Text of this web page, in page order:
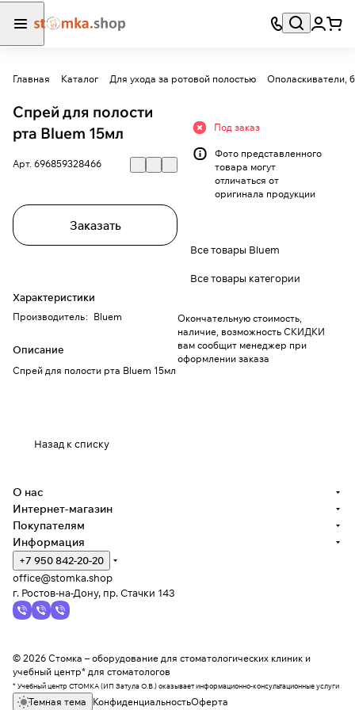
Главная Каталог Для ухода за ротовой полостью Ополаскиватели,
Спрей для полости
рта Bluem 15мл
Арт. 696859328466
Заказать
Характеристики
Производитель: Bluem
Описание
Спрей для полости рта Bluem 15мл
Под заказ
Фото представленного
товара могут
отличаться от
оригинала продукции
Все товары Bluem
Все товары категории
Окончательную стоимость,
наличие, возможность СКИДКИ
вам сообщит менеджер при
оформлении заказа
Назад к списку
О нас
Интернет-магазин
Покупателям
Информация
+7 950 842-20-20
office@stomka.shop
г. Ростов-на-Дону, пр. Стачки 143
© 2026 Стомка – оборудование для стоматологических клиник и
учебный центр* для стоматологов
* Учебный центр СТОМКА (ИП Затула О.В.) оказывает информационно-консультационные услуги
Темная тема КонфиденциальностьОферта